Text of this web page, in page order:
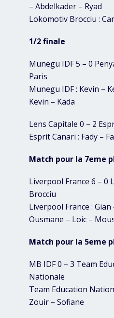
– Abdelkader – Ryad
Lokomotiv Brocciu :
1/2 finale
Munegu IDF 5 – 0
Paris
Munegu IDF : Kevin –
Kevin – Kada
Lens Capitale 0 – 2
Esprit Canari : Fady –
Match pour la 7eme
Liverpool France 6 – 0
Brocciu
Liverpool France : Gian
Ousmane – Loic –
Match pour la 5eme
MB IDF 0 – 3 Team
Nationale
Team Education
Zouir – Sofiane